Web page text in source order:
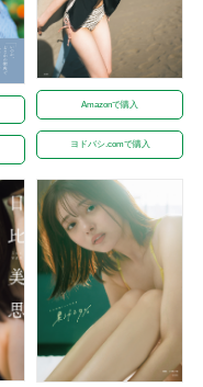
Amazonで購入
ヨドバシ.comで購入